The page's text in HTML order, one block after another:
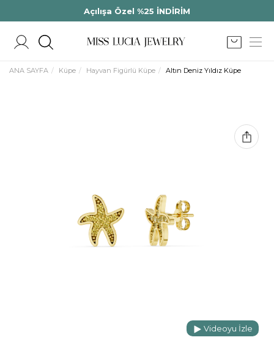
Açılışa Özel %25 İNDİRİM
ANA SAYFA Küpe Hayvan Figürlü Küpe Altın Deniz Yıldız Küpe
Videoyu İzle